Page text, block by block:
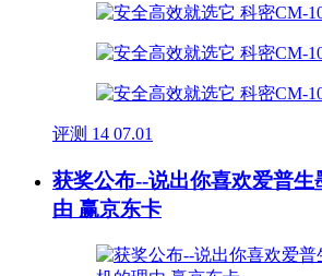
评测 14 07.01
获奖公布--说出你喜欢爱普生
由 赢京东卡